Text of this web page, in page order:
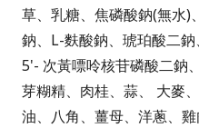
草、乳糖、焦磷酸鈉(無水)
鈉、L-麩酸鈉、琥珀酸二鈉
5'- 次黃嘌呤核苷磷酸二鈉
芽糊精、肉桂、蒜、 大麥
油、八角、薑母、洋蔥、